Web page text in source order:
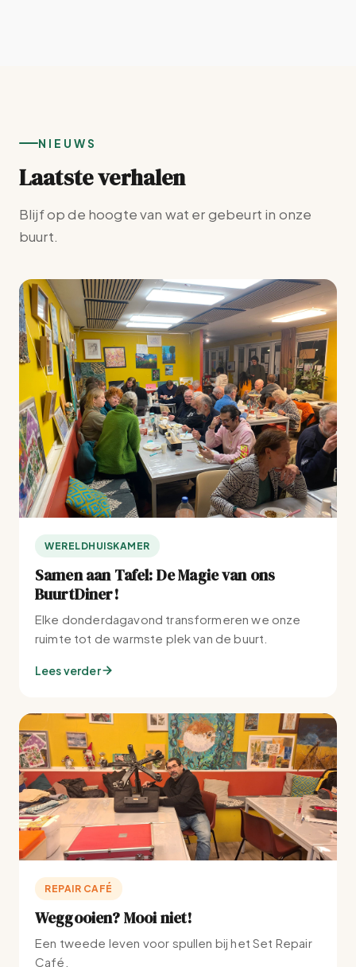
NIEUWS
Laatste verhalen
Blijf op de hoogte van wat er gebeurt in onze
buurt.
WERELDHUISKAMER
Samen aan Tafel: De Magie van ons
BuurtDiner!
Elke donderdagavond transformeren we onze
ruimte tot de warmste plek van de buurt.
Lees verder
REPAIR CAFÉ
Weggooien? Mooi niet!
Een tweede leven voor spullen bij het Set Repair
Café.